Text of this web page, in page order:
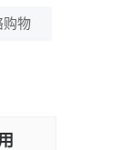
购物